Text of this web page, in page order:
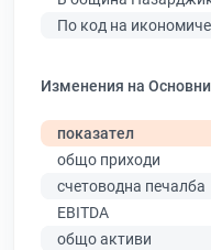
По код на
Изменения на
показател
общо приходи
счетоводна печалба
EBITDA
общо активи